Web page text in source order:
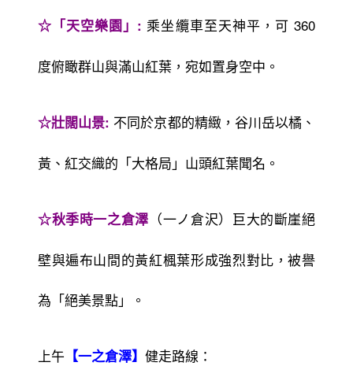
☆「天空樂園」: 乘坐纜車至天神平，可 360
度俯瞰群山與滿山紅葉，宛如置身空中。
☆壯闊山景: 不同於京都的精緻，谷川岳以橘、
黃、紅交織的「大格局」山頭紅葉聞名。
☆秋季時一之倉澤 （一ノ倉沢）巨大的斷崖絕
壁與遍布山間的黃紅楓葉形成強烈對比，被譽
為「絕美景點」。
上午 【一之倉澤】 健走路線：